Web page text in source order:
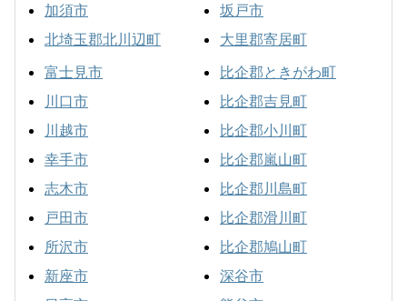
加須市
北埼玉郡北川辺町
坂戸市
大里郡寄居町
富士見市
川口市
川越市
幸手市
志木市
戸田市
所沢市
新座市
比企郡ときがわ町
比企郡吉見町
比企郡小川町
比企郡嵐山町
比企郡川島町
比企郡滑川町
比企郡鳩山町
深谷市